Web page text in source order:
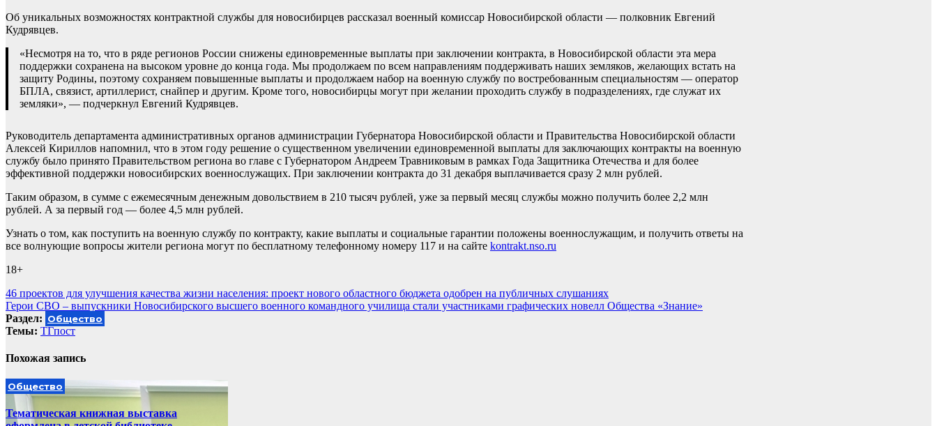
Об уникальных возможностях контрактной службы для новосибирцев рассказал военный комиссар Новосибирской области — полковник Евгений
Кудрявцев.
«Несмотря на то, что в ряде регионов России снижены единовременные выплаты при заключении контракта, в Новосибирской области эта мера
поддержки сохранена на высоком уровне до конца года. Мы продолжаем по всем направлениям поддерживать наших земляков, желающих встать на
защиту Родины, поэтому сохраняем повышенные выплаты и продолжаем набор на военную службу по востребованным специальностям — оператор
БПЛА, связист, артиллерист, снайпер и другим. Кроме того, новосибирцы могут при желании проходить службу в подразделениях, где служат их
земляки», — подчеркнул Евгений Кудрявцев.
Руководитель департамента административных органов администрации Губернатора Новосибирской области и Правительства Новосибирской области
Алексей Кириллов напомнил, что в этом году решение о существенном увеличении единовременной выплаты для заключающих контракты на военную
службу было принято Правительством региона во главе с Губернатором Андреем Травниковым в рамках Года Защитника Отечества и для более
эффективной поддержки новосибирских военнослужащих. При заключении контракта до 31 декабря выплачивается сразу 2 млн рублей.
Таким образом, в сумме с ежемесячным денежным довольствием в 210 тысяч рублей, уже за первый месяц службы можно получить более 2,2 млн
рублей. А за первый год — более 4,5 млн рублей.
Узнать о том, как поступить на военную службу по контракту, какие выплаты и социальные гарантии положены военнослужащим, и получить ответы на
все волнующие вопросы жители региона могут по бесплатному телефонному номеру 117 и на сайте kontrakt.nso.ru
18+
Навигация
по
записям
46 проектов для улучшения качества жизни населения: проект нового областного бюджета одобрен на публичных слушаниях
Герои СВО – выпускники Новосибирского высшего военного командного училища стали участниками графических новелл Общества «Знание»
Раздел: Общество
Темы: ТГпост
Похожая запись
Общество
Тематическая книжная выставка